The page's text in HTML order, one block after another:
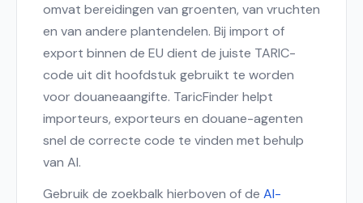
omvat bereidingen van groenten, van vruchten
en van andere plantendelen. Bij import of
export binnen de EU dient de juiste TARIC-
code uit dit hoofdstuk gebruikt te worden
voor douaneaangifte. TaricFinder helpt
importeurs, exporteurs en douane-agenten
snel de correcte code te vinden met behulp
van AI.
Gebruik de zoekbalk hierboven of de AI-